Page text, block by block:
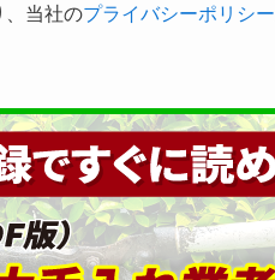
、当社のプライバシーポリシー